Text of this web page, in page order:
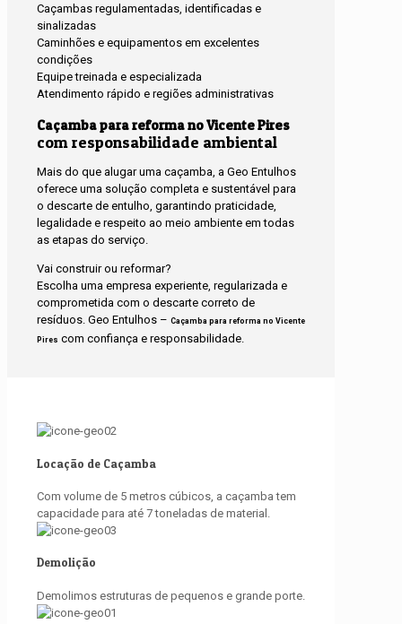
Caçambas regulamentadas, identificadas e
sinalizadas
Caminhões e equipamentos em excelentes
condições
Equipe treinada e especializada
Atendimento rápido e regiões administrativas
Caçamba para reforma no Vicente Pires
com responsabilidade ambiental
Mais do que alugar uma caçamba, a Geo Entulhos
oferece uma solução completa e sustentável para
o descarte de entulho, garantindo praticidade,
legalidade e respeito ao meio ambiente em todas
as etapas do serviço.
Vai construir ou reformar?
Escolha uma empresa experiente, regularizada e
comprometida com o descarte correto de
resíduos. Geo Entulhos – Caçamba para reforma no Vicente
Pires com confiança e responsabilidade.
Locação de Caçamba
Com volume de 5 metros cúbicos, a caçamba tem
capacidade para até 7 toneladas de material.
Demolição
Demolimos estruturas de pequenos e grande porte.